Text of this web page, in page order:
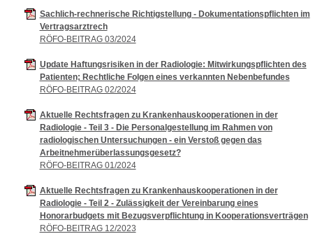
Sachlich-rechnerische Richtigstellung - Dokumentationspflichten im
Vertragsarztrech
RÖFO-BEITRAG 03/2024
Update Haftungsrisiken in der Radiologie: Mitwirkungspflichten des
Patienten; Rechtliche Folgen eines verkannten Nebenbefundes
RÖFO-BEITRAG 02/2024
Aktuelle Rechtsfragen zu Krankenhauskooperationen in der
Radiologie - Teil 3 - Die Personalgestellung im Rahmen von
radiologischen Untersuchungen - ein Verstoß gegen das
Arbeitnehmerüberlassungsgesetz?
RÖFO-BEITRAG 01/2024
Aktuelle Rechtsfragen zu Krankenhauskooperationen in der
Radiologie - Teil 2 - Zulässigkeit der Vereinbarung eines
Honorarbudgets mit Bezugsverpflichtung in Kooperationsverträgen
RÖFO-BEITRAG 12/2023